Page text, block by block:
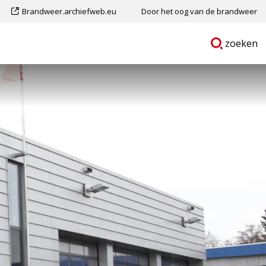
Dit
externe
Brandweer.archiefweb.eu Door het oog van de brandweer
Ga
zoeken